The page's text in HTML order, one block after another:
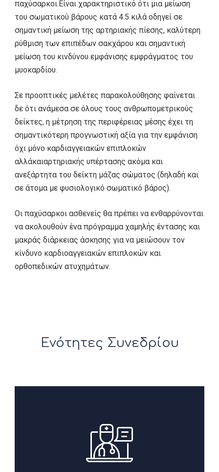
παχύσαρκοι.Είναι χαρακτηριστικό ότι μια μείωση
του σωματικού βάρους κατά 4.5 κιλά οδηγεί σε
σημαντική μείωση της αρτηριακής πίεσης, καλύτερη
ρύθμιση των επιπέδων σακχάρου και σημαντική
μείωση του κινδύνου εμφάνισης εμφράγματος του
μυοκαρδίου.
Σε προοπτικές μελέτες παρακολούθησης φαίνεται
δε ότι ανάμεσα σε όλους τους ανθρωπομετρικούς
δείκτες, η μέτρηση της περιφέρειας μέσης έχει τη
σημαντικότερη προγνωστική αξία για την εμφάνιση
όχι μόνο καρδιαγγειακών επιπλοκών
αλλάκαιαρτηριακής υπέρτασης ακόμα και
ανεξάρτητα του δείκτη μάζας σώματος (δηλαδή και
σε άτομα με φυσιολογικό σωματικό βάρος).
Οι παχύσαρκοι ασθενείς θα πρέπει να ενθαρρύνονται
να ακολουθούν ένα πρόγραμμα χαμηλής έντασης και
μακράς διάρκειας άσκησης για να μειώσουν τον
κίνδυνο καρδιοαγγειακών επιπλοκών και
ορθοπεδικών ατυχημάτων.
Ενότητες Συνεδρίου